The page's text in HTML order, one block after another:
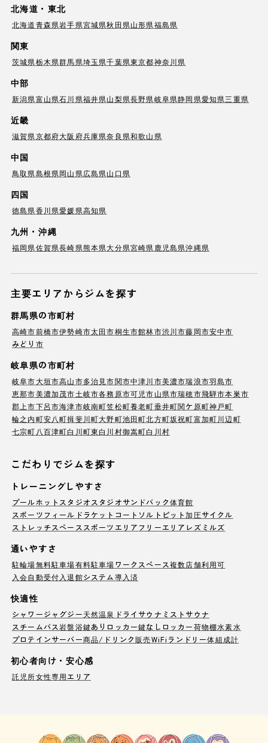
北海道・東北
北海道青森県岩手県宮城県秋田県山形県福島県
関東
茨城県栃木県群馬県埼玉県千葉県東京都神奈川県
中部
新潟県富山県石川県福井県山梨県長野県岐阜県静岡県愛知県三重県
近畿
滋賀県京都府大阪府兵庫県奈良県和歌山県
中国
鳥取県島根県岡山県広島県山口県
四国
徳島県香川県愛媛県高知県
九州・沖縄
福岡県佐賀県長崎県熊本県大分県宮崎県 鹿児島県沖縄県
主要エリアからジムを探す
群馬県の市町村
高崎市前橋市伊勢崎市太田市桐生市館林市渋川市藤岡市安中市
みどり市
岐阜県の市町村
岐阜市大垣市高山市多治見市関市中津川市美濃市瑞浪市羽島市
恵那市美濃加茂市土岐市各務原市可児市山県市瑞穂市飛騨市本巣市
郡上市下呂市海津市岐南町笠松町養老町垂井町関ケ原町神戸町
輪之内町安八町揖斐川町大野町池田町北方町坂祝町富加町川辺町
七宗町 八百津町白川町東白川村御嵩町白川村
こだわりでジムを探す
トレーニングしやすさ
プールホットスタジオ スタジオサンドバック体育館
スポーツフィールド ラケットコート ソルトピット加圧サイクル
ストレッチスペース スポーツエリア フリーエリア レズミルズ
通いやすさ
駐輪場無料駐車場有料駐車場ワークスペース複数店舗利用可
入会自動受付 入退館システム導入済
快適性
シャワージャグジー天然温泉 ドライサウナ ミストサウナ
スチームバス岩盤浴鍵ありロッカー鍵なしロッカー荷物棚水素水
プロテインサーバー商品/ドリンク販売WiFi ランドリー体組成計
初心者向け・安心感
託児所女性専用エリア